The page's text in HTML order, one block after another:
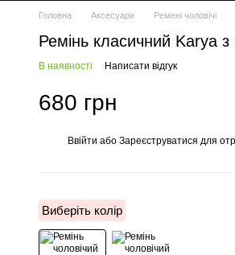
Головна Аксесуари Ремені чоловічі
Ремінь класичний Karya з
В наявності Написати відгук
680 грн
Ввійти або Зареєструватися для
Виберіть колір